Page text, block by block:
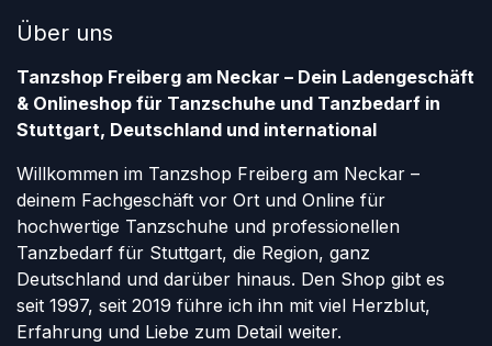
Über uns
Tanzshop Freiberg am Neckar – Dein Ladengeschäft
& Onlineshop für Tanzschuhe und Tanzbedarf in
Stuttgart, Deutschland und international
Willkommen im Tanzshop Freiberg am Neckar –
deinem Fachgeschäft vor Ort und Online für
hochwertige Tanzschuhe und professionellen
Tanzbedarf für Stuttgart, die Region, ganz
Deutschland und darüber hinaus. Den Shop gibt es
seit 1997, seit 2019 führe ich ihn mit viel Herzblut,
Erfahrung und Liebe zum Detail weiter.